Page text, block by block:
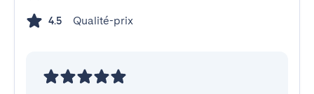
4.5 Qualité-prix